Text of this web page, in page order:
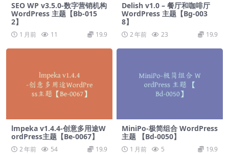
SEO WP v3.5.0-数字营销机构
WordPress 主题【Bb-015
2】
1 月前 11 19.9
Delish v1.0 – 餐厅和咖啡厅
WordPress 主题【Bg-003
8】
2 年前 23 19.9
lmpeka v1.4.4-创意多用途W
ordPress主题【Be-0067】
2 年前 54 19.9
MiniPo-极简组合 WordPress
主题 【Bd-0050】
1 月前 5 19.9